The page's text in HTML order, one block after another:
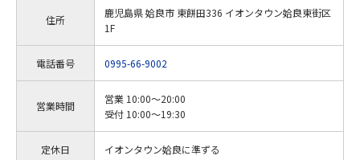
住所
鹿児島県 姶良市 東餅田336 イオンタウン姶良東街区
1F
電話番号 0995-66-9002
営業時間
営業 10:00～20:00
受付 10:00～19:30
定休日 イオンタウン姶良に準ずる